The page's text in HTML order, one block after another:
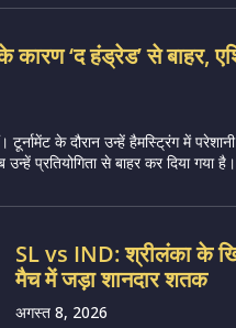
कारण ‘द हंड्रेड’ से बाहर,
टूर्नामेंट के दौरान उन्हें हैमस्ट्रिंग में
प्रतियोगिता से बाहर कर दिया गया
SL vs IND: श्रीलंका के
मैच में जड़ा शानदार शतक
अगस्त 8, 2026